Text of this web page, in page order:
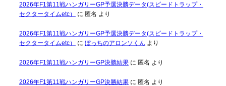
2026年F1第11戦ハンガリーGP予選決勝データ(スピードトラップ・
セクタータイムetc）
に 匿名 より
2026年F1第11戦ハンガリーGP予選決勝データ(スピードトラップ・
セクタータイムetc）
に ぼっちのアロンソくん より
2026年F1第11戦ハンガリーGP決勝結果に 匿名 より
2026年F1第11戦ハンガリーGP決勝結果に 匿名 より